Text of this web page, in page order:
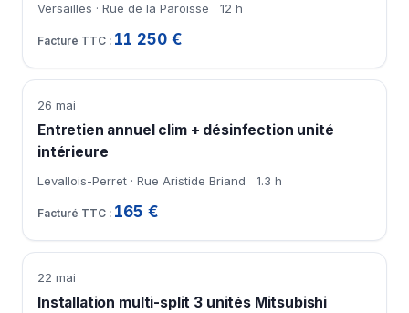
Versailles · Rue de la Paroisse 12 h
11 250 €
26 mai
Entretien annuel clim + désinfection unité
intérieure
Levallois-Perret · Rue Aristide Briand 1.3 h
165 €
22 mai
Installation multi-split 3 unités Mitsubishi